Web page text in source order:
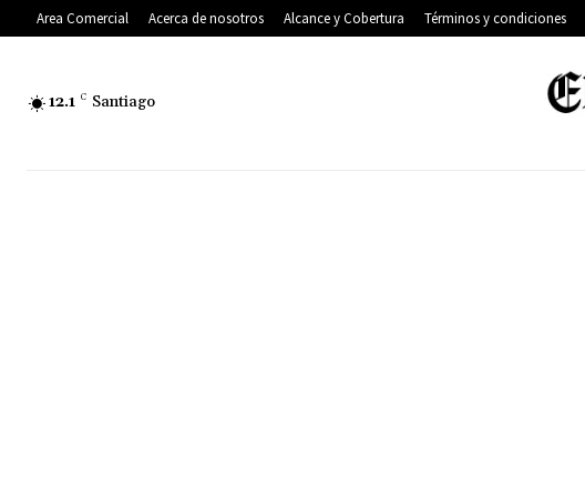
Area Comercial Acerca de nosotros Alcance y Cobertura Términos y condiciones
12.1 C Santiago